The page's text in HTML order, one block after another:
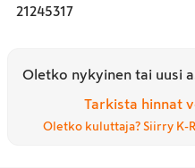
21245317
Oletko nykyinen tai uusi
Tarkista hinnat
Oletko kuluttaja? Siirry K-